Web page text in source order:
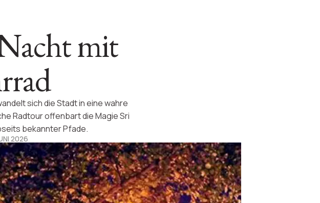
mit
sich die Stadt in eine wahre
Radtour offenbart die Magie Sri
bekannter Pfade.
2026